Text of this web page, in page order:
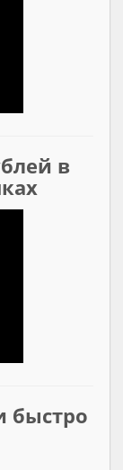
в
быстро